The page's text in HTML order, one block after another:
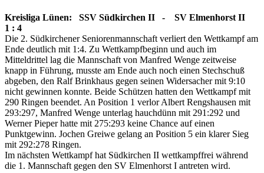
Kreisliga Lünen: SSV Südkirchen II - SV Elmenhorst II
1 : 4
Die 2. Südkirchener Seniorenmannschaft verliert den Wettkampf am
Ende deutlich mit 1:4. Zu Wettkampfbeginn und auch im
Mitteldrittel lag die Mannschaft von Manfred Wenge zeitweise
knapp in Führung, musste am Ende auch noch einen Stechschuß
abgeben, den Ralf Brinkhaus gegen seinen Widersacher mit 9:10
nicht gewinnen konnte. Beide Schützen hatten den Wettkampf mit
290 Ringen beendet. An Position 1 verlor Albert Rengshausen mit
293:297, Manfred Wenge unterlag hauchdünn mit 291:292 und
Werner Pieper hatte mit 275:293 keine Chance auf einen
Punktgewinn. Jochen Greiwe gelang an Position 5 ein klarer Sieg
mit 292:278 Ringen.
Im nächsten Wettkampf hat Südkirchen II wettkampffrei während
die 1. Mannschaft gegen den SV Elmenhorst I antreten wird.